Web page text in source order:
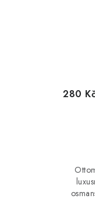
280 Kč